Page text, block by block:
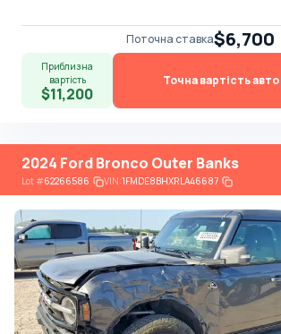
Поточна ставка$6,700
Приблизна
вартість
$11,200
Точна вартість авто
2024 Ford Bronco Outer Banks
Lot#62266586 VIN:1FMDE8BHXRLA46687